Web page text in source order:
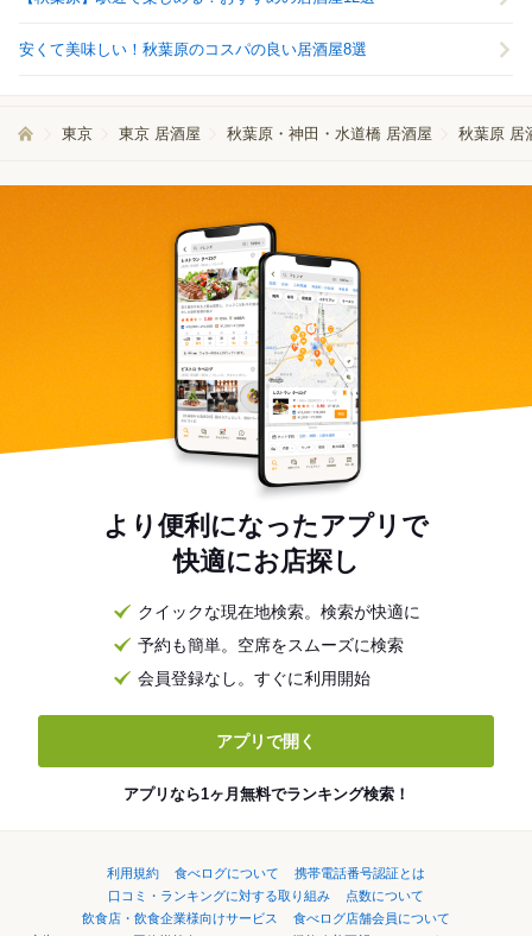
安くて美味しい！秋葉原のコスパの良い居酒屋8選
東京 東京 居酒屋 秋葉原・神田・水道橋 居酒屋 秋葉原 居
より便利になったアプリで
快適にお店探し
クイックな現在地検索。検索が快適に
予約も簡単。空席をスムーズに検索
会員登録なし。すぐに利用開始
アプリで開く
アプリなら1ヶ月無料でランキング検索！
利用規約 食べログについて
携帯電話番号認証とは
口コミ・ランキングに対する取り組み
点数について
飲食店・飲食企業様向けサービス
食べログ店舗会員について